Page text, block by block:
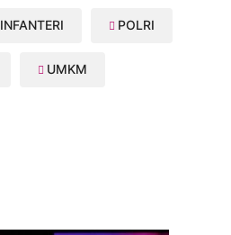
INFANTERI POLRI
UMKM